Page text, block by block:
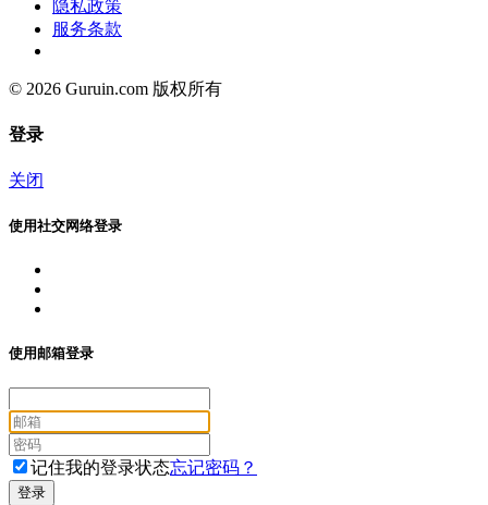
隐私政策
服务条款
© 2026 Guruin.com 版权所有
登录
关闭
使用社交网络登录
使用邮箱登录
记住我的登录状态忘记密码？